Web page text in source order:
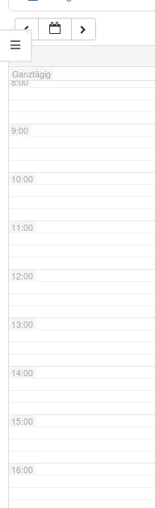
Ganztägig
7:00
8:00
9:00
10:00
11:00
12:00
13:00
14:00
15:00
16:00